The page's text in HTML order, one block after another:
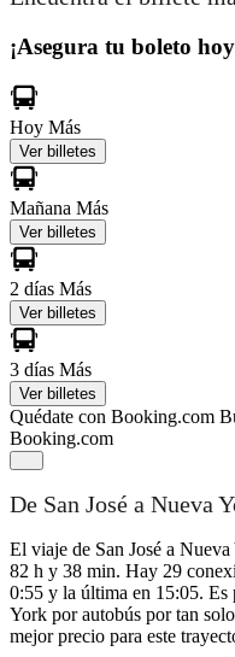
¡Asegura tu boleto
Hoy Más
Ver billetes
Mañana Más
Ver billetes
2 días Más
Ver billetes
3 días Más
Ver billetes
Quédate con Booking.com
Booking.com
De San José a Nueva
El viaje de San José a
82 h y 38 min. Hay 29
0:55 y la última en 15:05. Es
York por autobús por tan
mejor precio para este